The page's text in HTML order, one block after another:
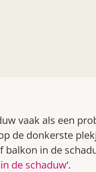
vaak als een
de donkerste
in de
de schaduw’.